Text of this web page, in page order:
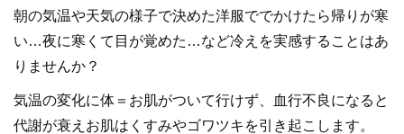
朝の気温や天気の様子で決めた洋服ででかけたら帰りが寒
い…夜に寒くて目が覚めた…など冷えを実感することはあ
りませんか？
気温の変化に体＝お肌がついて行けず、血行不良になると
代謝が衰えお肌はくすみやゴワツキを引き起こします。